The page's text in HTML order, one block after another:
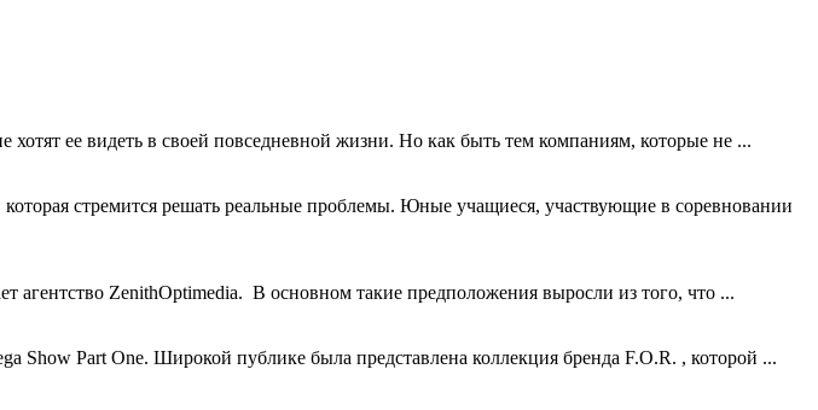
ее видеть в своей повседневной жизни. Но как быть тем компаниям, которые не ...
стремится решать реальные проблемы. Юные учащиеся, участвующие в соревновании
ZenithOptimedia. В основном такие предположения выросли из того, что ...
Show Part One. Широкой публике была представлена коллекция бренда F.O.R. , которой ...